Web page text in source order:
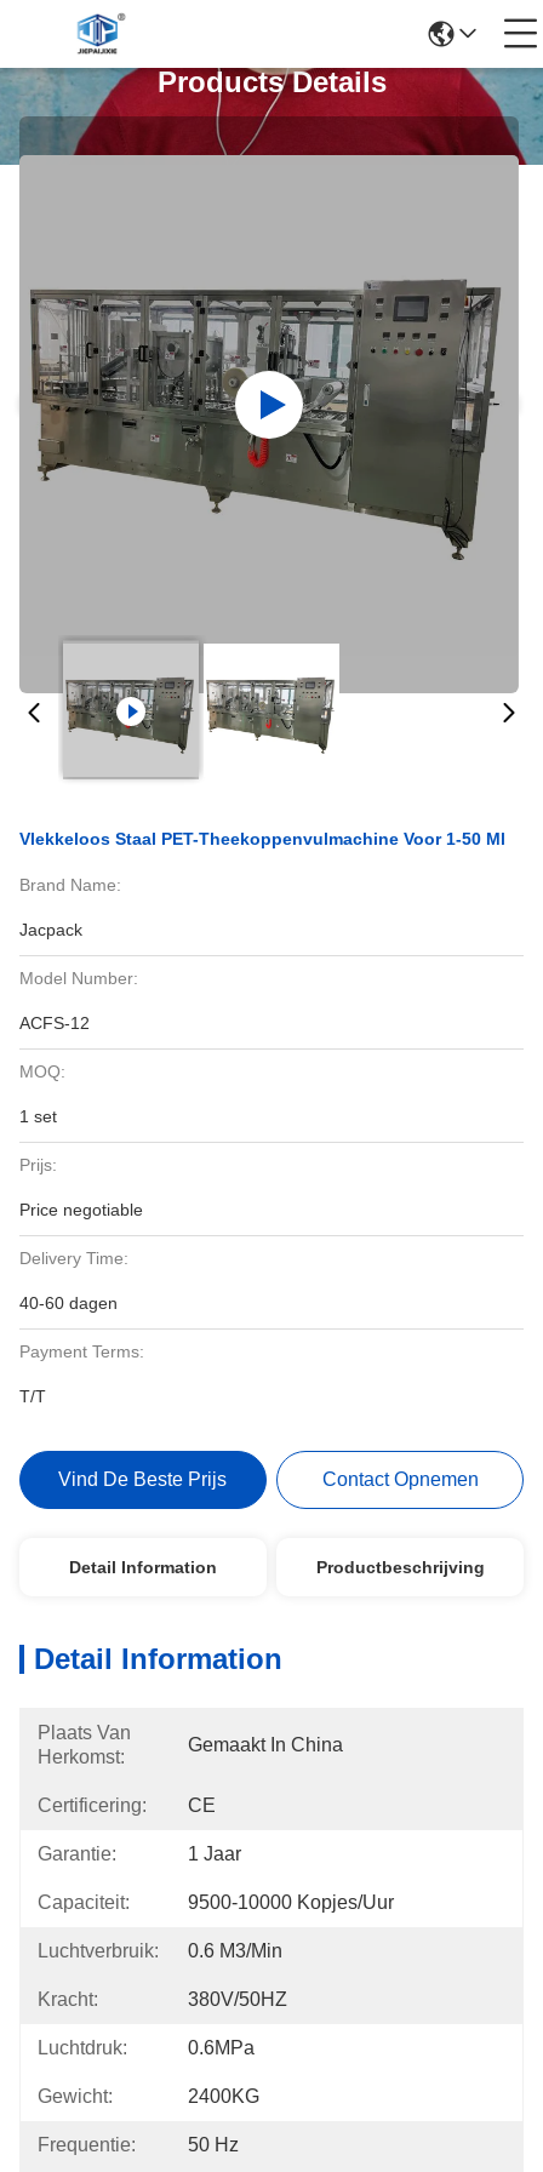
Products Details
Vlekkeloos Staal PET-Theekoppenvulmachine Voor 1-50 Ml
Brand Name:
Jacpack
Model Number:
ACFS-12
MOQ:
1 set
Prijs:
Price negotiable
Delivery Time:
40-60 dagen
Payment Terms:
T/T
Vind De Beste Prijs Contact Opnemen
Detail Information Productbeschrijving
Detail Information
Plaats Van
Herkomst:
Gemaakt In China
Certificering: CE
Garantie: 1 Jaar
Capaciteit: 9500-10000 Kopjes/uur
Luchtverbruik: 0.6 M3/min
Kracht: 380V/50HZ
Luchtdruk: 0.6MPa
Gewicht: 2400KG
Frequentie: 50 Hz